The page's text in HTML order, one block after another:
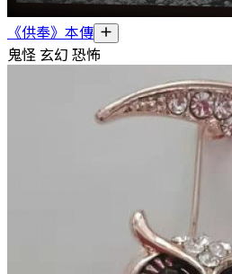
《供奉》本傳
鬼怪 玄幻 恐怖